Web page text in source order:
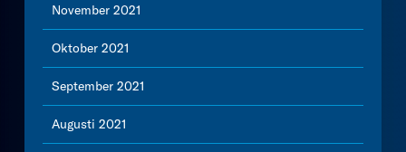
November 2021
Oktober 2021
September 2021
Augusti 2021